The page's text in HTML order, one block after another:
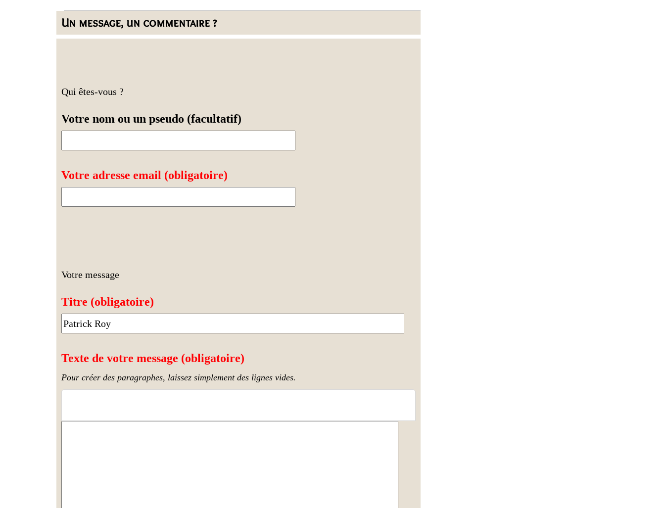
Un message, un commentaire ?
Qui êtes-vous ?
Votre nom ou un pseudo (facultatif)
Votre adresse email (obligatoire)
Votre message
Titre (obligatoire)
Texte de votre message (obligatoire)
Pour créer des paragraphes, laissez simplement des lignes vides.